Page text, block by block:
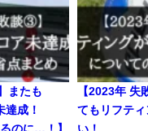
またも
達成！
のに…！】
【2023年
てもリフテ
い！